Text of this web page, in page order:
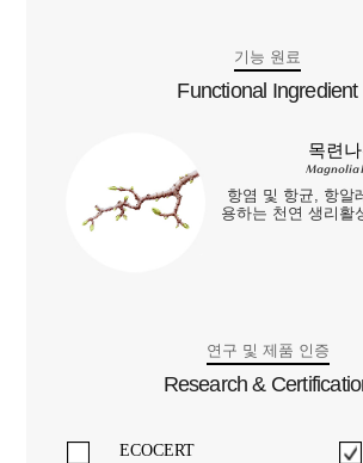
기능 원료
Functional Ingredient
목련
Magnolia
항염 및 항균, 항알
용하는 천연 생리활
연구 및 제품 인증
Research &
ECOCERT